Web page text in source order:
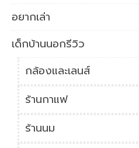
อยากเล่า
เด็กบ้านนอกรีวิว
กล้องและเลนส์
ร้านกาแฟ
ร้านนม